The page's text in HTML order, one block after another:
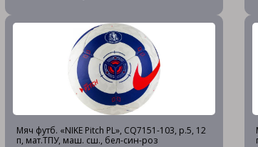
Мяч футб. «NIKE Pitch PL», CQ7151-103, р.5, 12
п, мат.ТПУ, маш. сш., бел-син-роз